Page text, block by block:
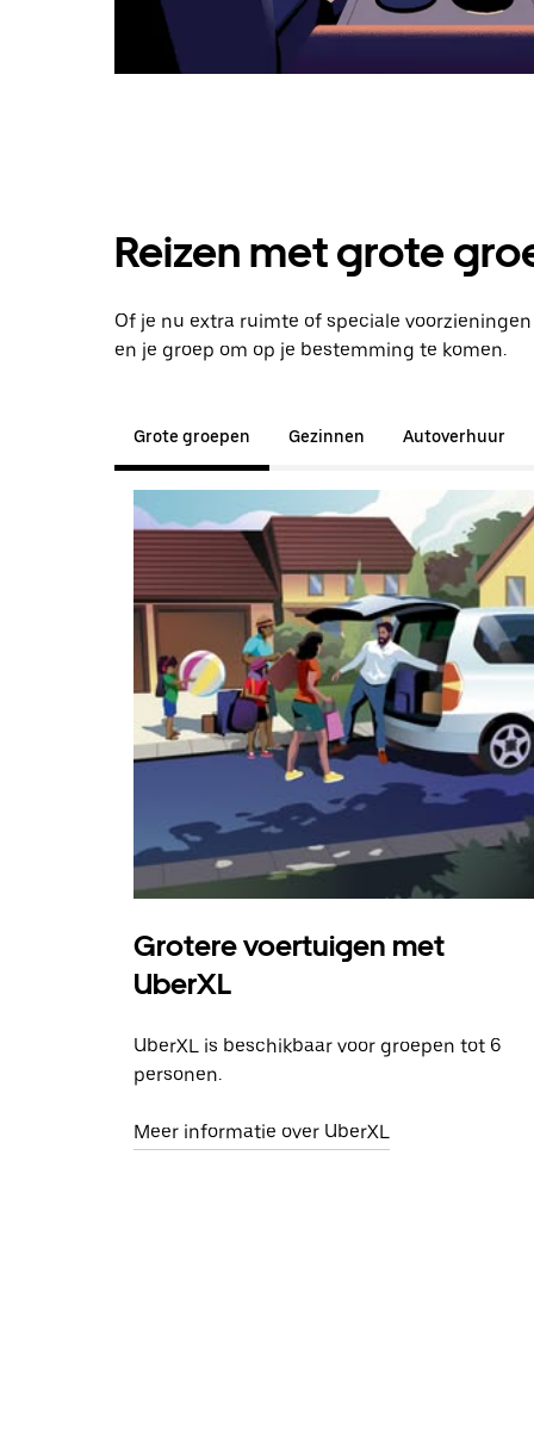
Reizen met grote
Of je nu extra ruimte of speciale
en je groep om op je bestemming te komen.
Grote groepen Gezinnen Autoverhuur
Grotere voertuigen met
UberXL
UberXL is beschikbaar voor groepen tot 6
personen.
Meer informatie over UberXL